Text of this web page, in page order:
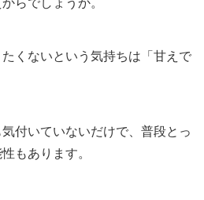
らでしょうか。
くないという気持ちは「甘えで
付いていないだけで、普段とっ
もあります。